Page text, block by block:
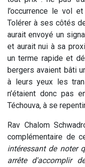
l’occurrence le vol
Tolérer à ses côtés
aurait envoyé un
et aurait nui à sa
un terme rapide et
bergers avaient bâti
à leurs yeux les
n’étaient donc pas
Téchouva, à se
Rav Chalom
complémentaire de
intéressant de noter
arrête d'accomplir